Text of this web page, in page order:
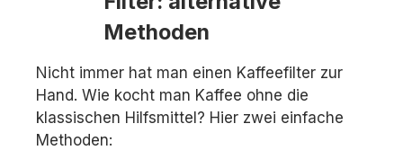
Methoden
Nicht immer hat man einen Kaffeefilter zur
Hand. Wie kocht man Kaffee ohne die
klassischen Hilfsmittel? Hier zwei einfache
Methoden: